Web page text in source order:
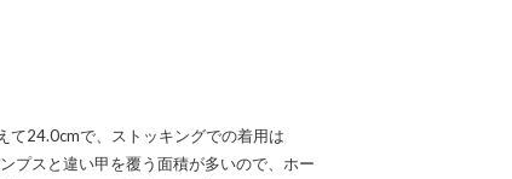
て24.0cmで、ストッキングでの着用は
プスと違い甲を覆う面積が多いので、ホー